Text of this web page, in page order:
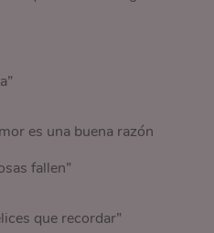
es una buena razón
fallen”
que recordar”